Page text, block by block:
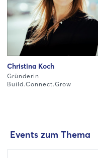
Christina Koch
Gründerin
Build.Connect.Grow
Events zum Thema